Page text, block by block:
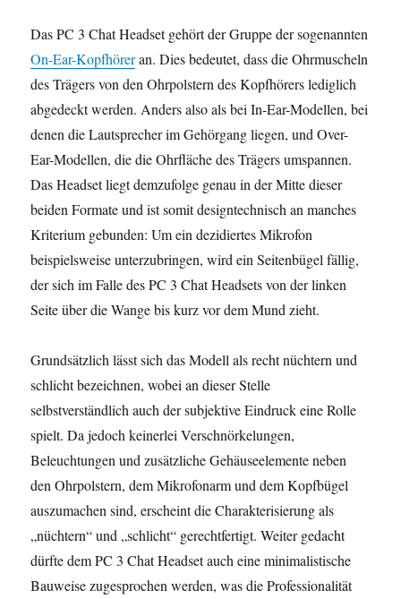
Das PC 3 Chat Headset gehört der Gruppe der sogenannten
On-Ear-Kopfhöreran. Dies bedeutet, dass die Ohrmuscheln
des Trägers von den Ohrpolstern des Kopfhörers lediglich
abgedeckt werden. Anders also als bei In-Ear-Modellen, bei
denen die Lautsprecher im Gehörgang liegen, und Over-
Ear-Modellen, die die Ohrfläche des Trägers umspannen.
Das Headset liegt demzufolge genau in der Mitte dieser
beiden Formate und ist somit designtechnisch an manches
Kriterium gebunden: Um ein dezidiertes Mikrofon
beispielsweise unterzubringen, wird ein Seitenbügel fällig,
der sich im Falle des PC 3 Chat Headsets von der linken
Seite über die Wange bis kurz vor dem Mund zieht.
Grundsätzlich lässt sich das Modell als recht nüchtern und
schlicht bezeichnen, wobei an dieser Stelle
selbstverständlich auch der subjektive Eindruck eine Rolle
spielt. Da jedoch keinerlei Verschnörkelungen,
Beleuchtungen und zusätzliche Gehäuseelemente neben
den Ohrpolstern, dem Mikrofonarm und dem Kopfbügel
auszumachen sind, erscheint die Charakterisierung als
„nüchtern“ und „schlicht“ gerechtfertigt. Weiter gedacht
dürfte dem PC 3 Chat Headset auch eine minimalistische
Bauweise zugesprochen werden, was die Professionalität